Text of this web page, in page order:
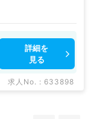
詳細を
見る
求人No. : 633898